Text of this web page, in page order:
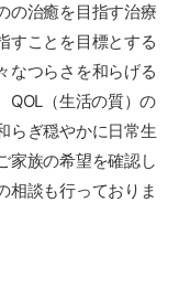
の治癒を目指す治療
すことを目標とする
なつらさを和らげる
QOL（生活の質）の
らぎ穏やかに日常生
家族の希望を確認し
相談も行っておりま